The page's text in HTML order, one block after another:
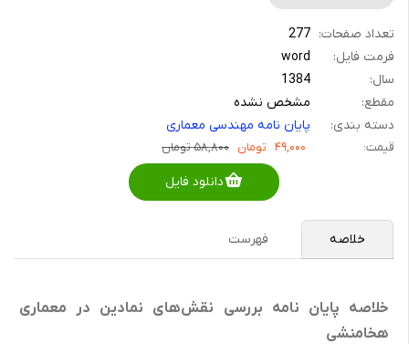
تعداد صفحات: 277
فرمت فایل:
word
سال:
1384
مقطع:
مشخص نشده
دسته بندی:
پایان نامه مهندسی معماری
قیمت: ۴۹,۰۰۰ تومان ۵۸,۸۰۰ تومان
دانلود فایل
خلاصه فهرست
خلاصه پایان نامه بررسی نقش‌های نمادین در معماری
هخامنشی